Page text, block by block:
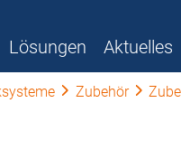
Lösungen Aktuelles
Zubehör